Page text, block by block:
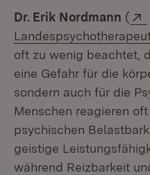
Dr. Erik Nordmann (
oft zu wenig beachtet,
eine Gefahr für die
sondern auch für die
Menschen reagieren
psychischen
geistige
während Reizbarkeit